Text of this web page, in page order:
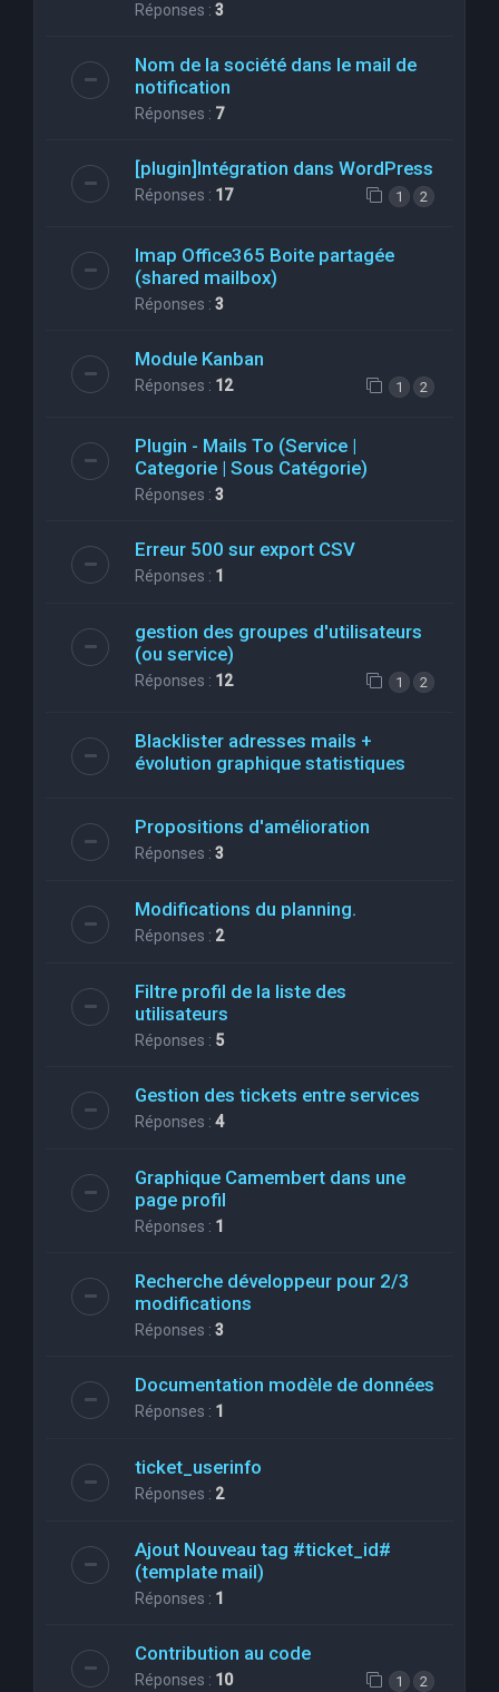
Réponses : 3
Nom de la société dans le mail de
notification
Réponses : 7
[plugin]Intégration dans WordPress
Réponses : 17 1 2
Imap Office365 Boite partagée
(shared mailbox)
Réponses : 3
Module Kanban
Réponses : 12 1 2
Plugin - Mails To (Service |
Categorie | Sous Catégorie)
Réponses : 3
Erreur 500 sur export CSV
Réponses : 1
gestion des groupes d'utilisateurs
(ou service)
Réponses : 12 1 2
Blacklister adresses mails +
évolution graphique statistiques
Propositions d'amélioration
Réponses : 3
Modifications du planning.
Réponses : 2
Filtre profil de la liste des
utilisateurs
Réponses : 5
Gestion des tickets entre services
Réponses : 4
Graphique Camembert dans une
page profil
Réponses : 1
Recherche développeur pour 2/3
modifications
Réponses : 3
Documentation modèle de données
Réponses : 1
ticket_userinfo
Réponses : 2
Ajout Nouveau tag #ticket_id#
(template mail)
Réponses : 1
Contribution au code
Réponses : 10 1 2